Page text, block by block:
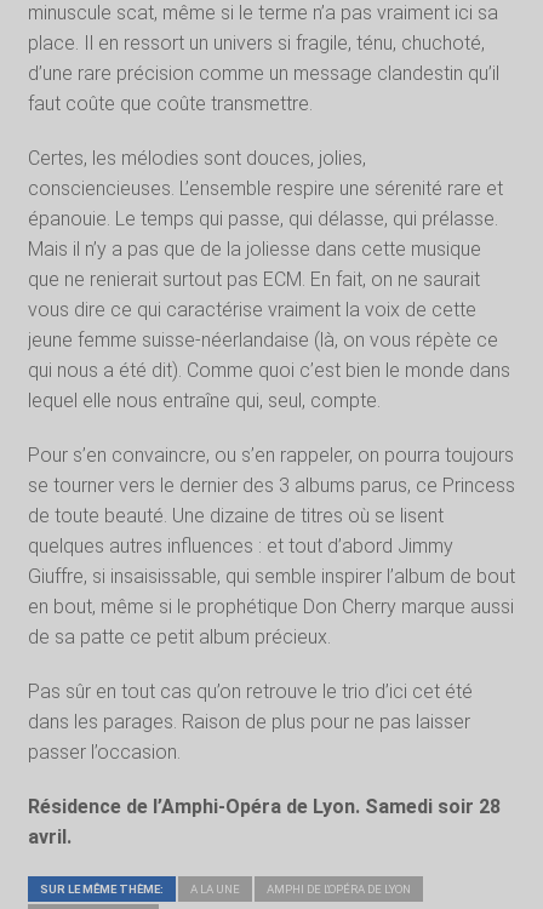
minuscule scat, même si le terme n’a pas vraiment ici sa
place. Il en ressort un univers si fragile, ténu, chuchoté,
d’une rare précision comme un message clandestin qu’il
faut coûte que coûte transmettre.
Certes, les mélodies sont douces, jolies,
consciencieuses. L’ensemble respire une sérenité rare et
épanouie. Le temps qui passe, qui délasse, qui prélasse.
Mais il n’y a pas que de la joliesse dans cette musique
que ne renierait surtout pas ECM. En fait, on ne saurait
vous dire ce qui caractérise vraiment la voix de cette
jeune femme suisse-néerlandaise (là, on vous répète ce
qui nous a été dit). Comme quoi c’est bien le monde dans
lequel elle nous entraîne qui, seul, compte.
Pour s’en convaincre, ou s’en rappeler, on pourra toujours
se tourner vers le dernier des 3 albums parus, ce Princess
de toute beauté. Une dizaine de titres où se lisent
quelques autres influences : et tout d’abord Jimmy
Giuffre, si insaisissable, qui semble inspirer l’album de bout
en bout, même si le prophétique Don Cherry marque aussi
de sa patte ce petit album précieux.
Pas sûr en tout cas qu’on retrouve le trio d’ici cet été
dans les parages. Raison de plus pour ne pas laisser
passer l’occasion.
Résidence de l’Amphi-Opéra de Lyon. Samedi soir 28
avril.
SUR LE MÊME THÈME: A LA UNE AMPHI DE L'OPÉRA DE LYON